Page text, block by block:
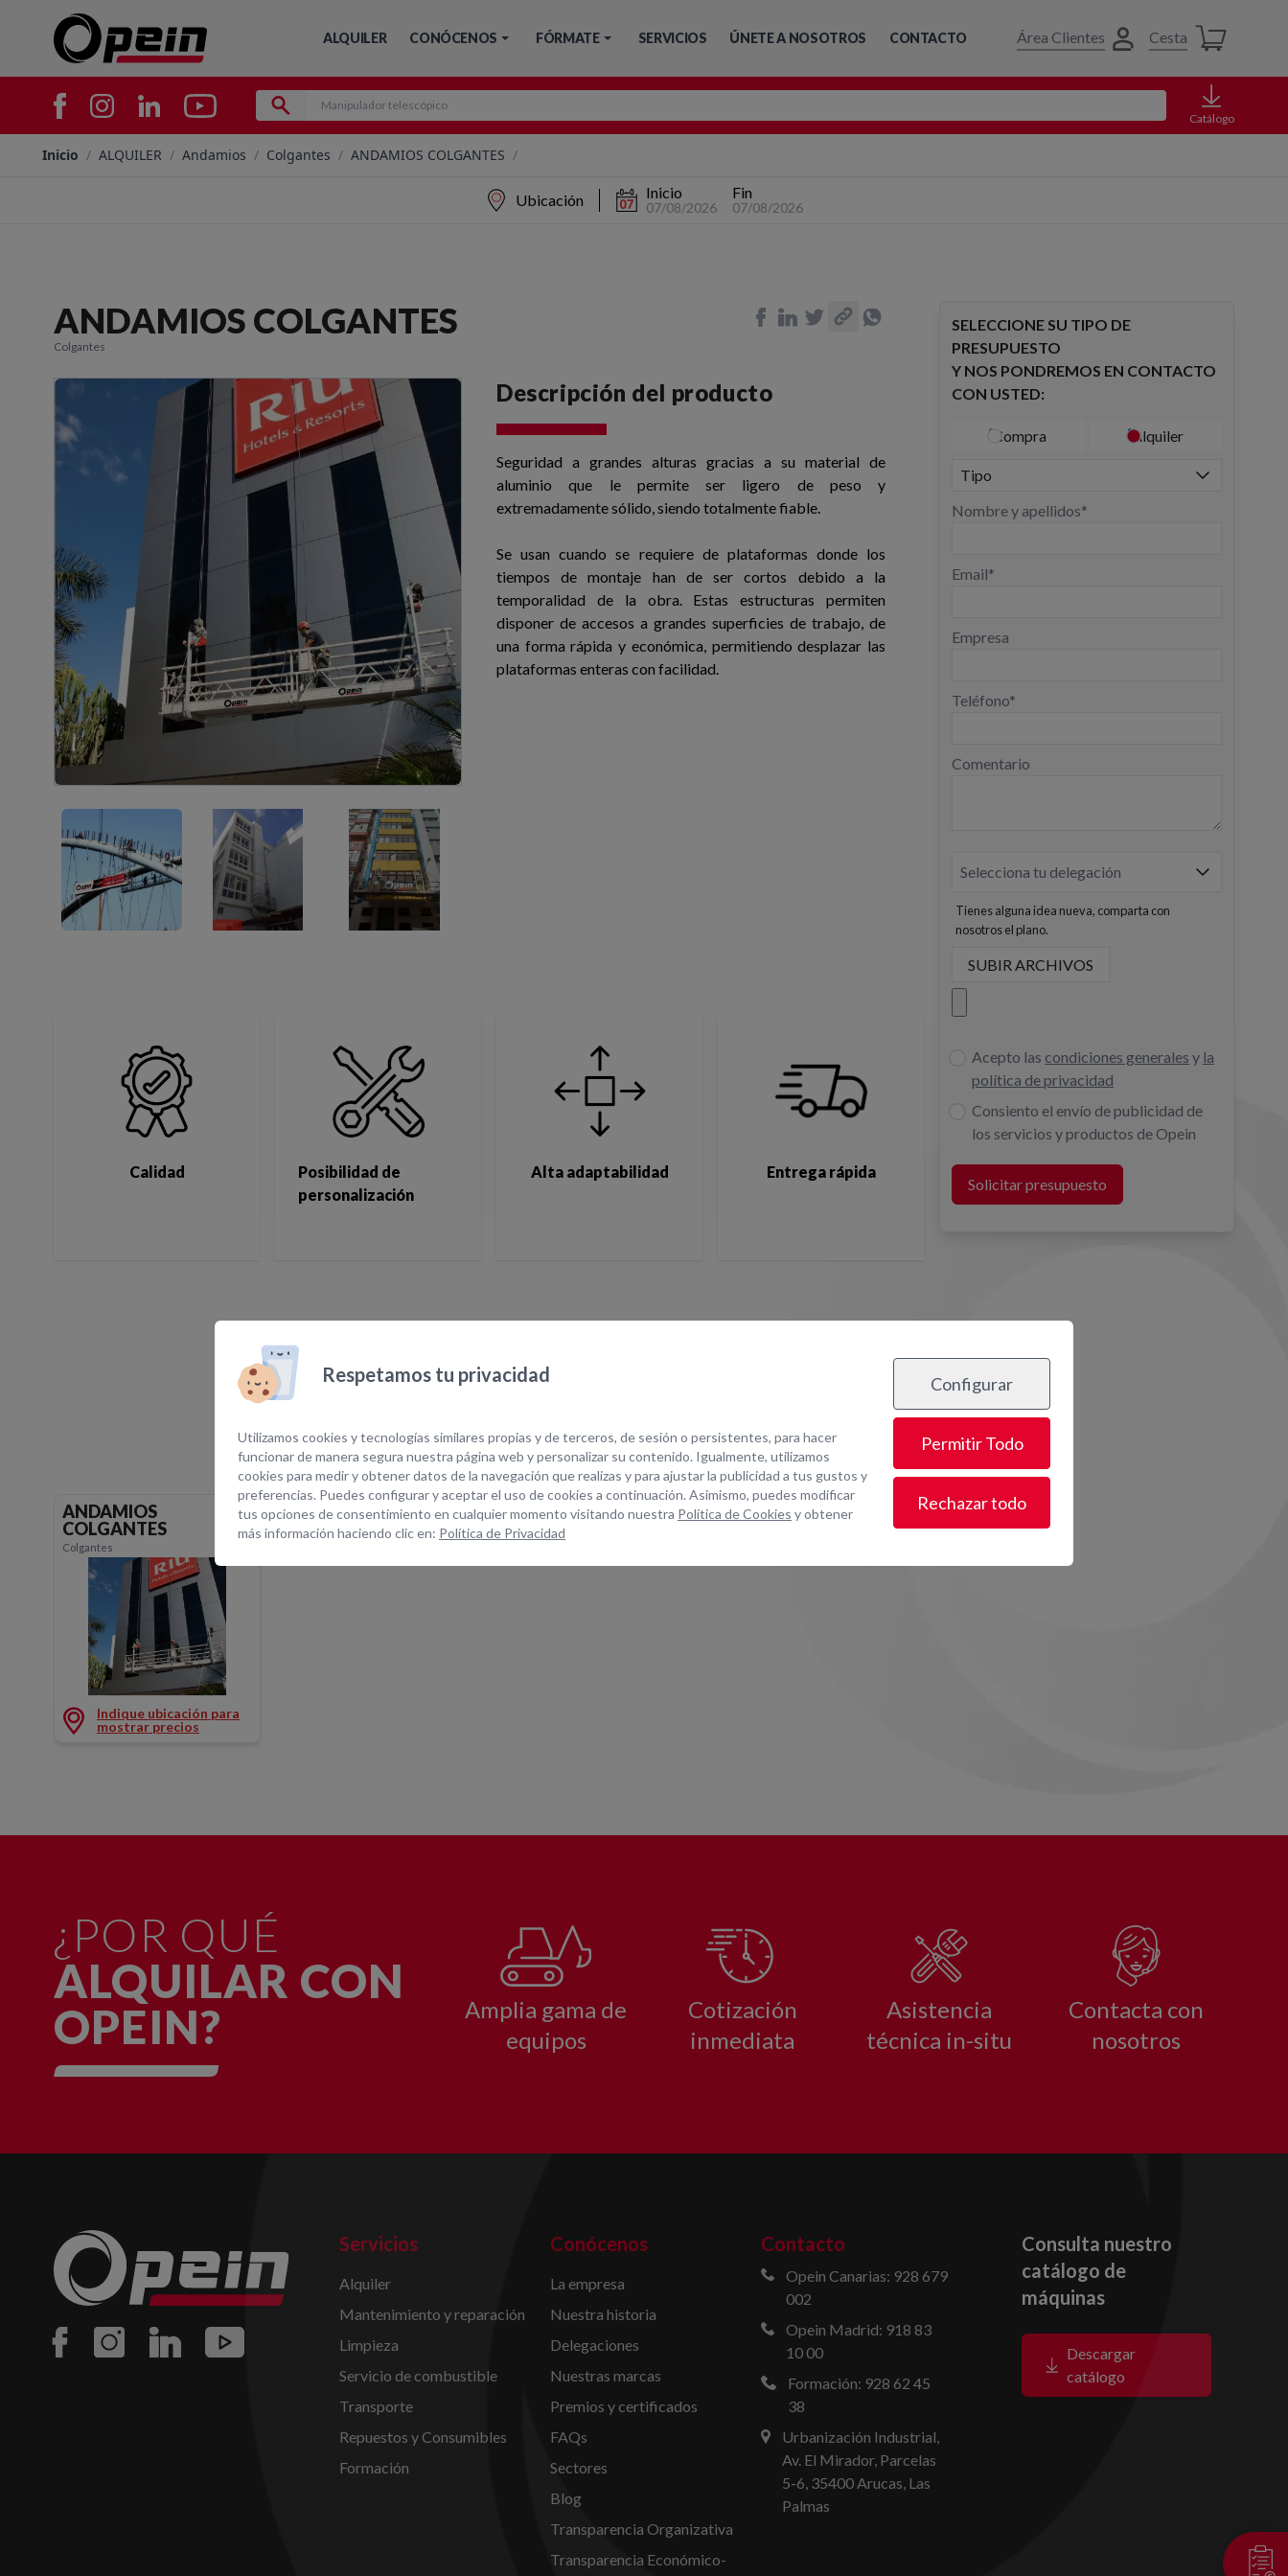
ALQUILER CONÓCENOS FÓRMATE SERVICIOS ÚNETE A NOSOTROS CONTACTO Área Clientes Cesta
Catálogo
Inicio / ALQUILER / Andamios / Colgantes / ANDAMIOS COLGANTES /
Ubicación Inicio
07/08/2026
Fin
07/08/2026
ANDAMIOS COLGANTES
Colgantes
Descripción del producto
Seguridad a grandes alturas gracias a su material de
aluminio que le permite ser ligero de peso y
extremadamente sólido, siendo totalmente fiable.
Se usan cuando se requiere de plataformas donde los
tiempos de montaje han de ser cortos debido a la
temporalidad de la obra. Estas estructuras permiten
disponer de accesos a grandes superficies de trabajo, de
una forma rápida y económica, permitiendo desplazar las
plataformas enteras con facilidad.
Calidad
Posibilidad de
personalización
Alta adaptabilidad Entrega rápida
SELECCIONE SU TIPO DE
PRESUPUESTO
Y NOS PONDREMOS EN CONTACTO
CON USTED:
Compra Alquiler
Nombre y apellidos*
Email*
Empresa
Teléfono*
Comentario
Tienes alguna idea nueva, comparta con
nosotros el plano.
SUBIR ARCHIVOS
Acepto las condiciones generales y la
política de privacidad
Consiento el envío de publicidad de
los servicios y productos de Opein
Solicitar presupuesto
Equipos Relacionados
ANDAMIOS
COLGANTES
Colgantes
ANDAMIOS COLGANTES
Indique ubicación para
mostrar precios
¿POR QUÉ
ALQUILAR CON
OPEIN?
Amplia gama de
equipos
Cotización
inmediata
Asistencia
técnica in-situ
Contacta con
nosotros
Servicios
Alquiler
Mantenimiento y reparación
Limpieza
Servicio de combustible
Transporte
Repuestos y Consumibles
Formación
Conócenos
La empresa
Nuestra historia
Delegaciones
Nuestras marcas
Premios y certificados
FAQs
Sectores
Blog
Transparencia Organizativa
Transparencia Económico-
Contacto
Opein Canarias: 928 679
002
Opein Madrid: 918 83
10 00
Formación: 928 62 45
38
Urbanización Industrial,
Av. El Mirador, Parcelas
5-6, 35400 Arucas, Las
Palmas
Consulta nuestro
catálogo de
máquinas
Descargar
catálogo
Respetamos tu privacidad
Utilizamos cookies y tecnologías similares propias y de terceros, de sesión o persistentes, para hacer
funcionar de manera segura nuestra página web y personalizar su contenido. Igualmente, utilizamos
cookies para medir y obtener datos de la navegación que realizas y para ajustar la publicidad a tus gustos y
preferencias. Puedes configurar y aceptar el uso de cookies a continuación. Asimismo, puedes modificar
tus opciones de consentimiento en cualquier momento visitando nuestra Política de Cookies y obtener
más información haciendo clic en: Política de Privacidad
Configurar
Permitir Todo
Rechazar todo